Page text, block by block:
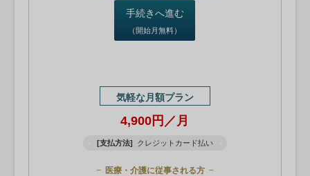
手続きへ進む
（開始月無料）
気軽な月額プラン
4,900円／月
[支払方法] クレジットカード払い
医療・介護に従事される方